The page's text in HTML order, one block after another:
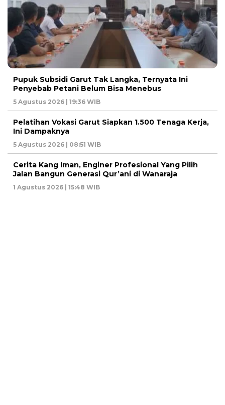
Pupuk Subsidi Garut Tak Langka, Ternyata Ini
Penyebab Petani Belum Bisa Menebus
5 Agustus 2026 | 19:36 WIB
Pelatihan Vokasi Garut Siapkan 1.500 Tenaga Kerja,
Ini Dampaknya
5 Agustus 2026 | 08:51 WIB
Cerita Kang Iman, Enginer Profesional Yang Pilih
Jalan Bangun Generasi Qur’ani di Wanaraja
1 Agustus 2026 | 15:48 WIB